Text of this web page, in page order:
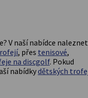
V naší nabídce
, přes tenisové,
na discgolf. Pokud
nabídkydětských